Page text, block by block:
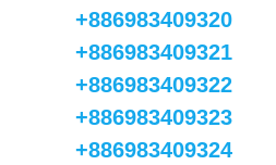
+886983409320
+886983409321
+886983409322
+886983409323
+886983409324